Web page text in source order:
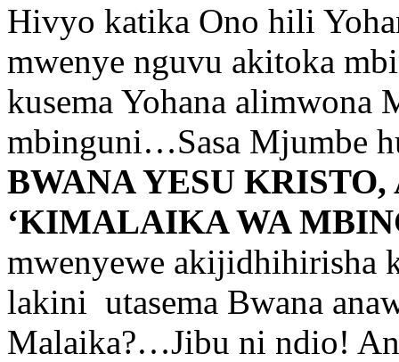
Hivyo katika Ono hili
mwenye nguvu akitoka
kusema Yohana alimwona
mbinguni…Sasa Mjumbe
BWANA YESU
‘KIMALAIKA WA
mwenyewe akijidhihirisha
lakini utasema Bwana
Malaika?…Jibu ni ndio!